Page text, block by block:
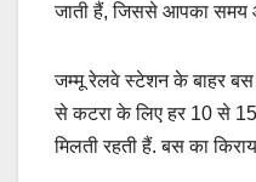
जाती हैं, जिससे आपका समय
जम्मू रेलवे स्टेशन के बाहर
से कटरा के लिए हर 10 से
मिलती रहती हैं. बस का